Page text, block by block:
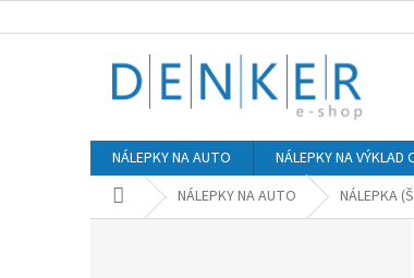
na
NÁLEPKY NA AUTO NÁLEPKY NA VÝKLAD
DomovNÁLEPKY NA AUTO NÁLEPKA